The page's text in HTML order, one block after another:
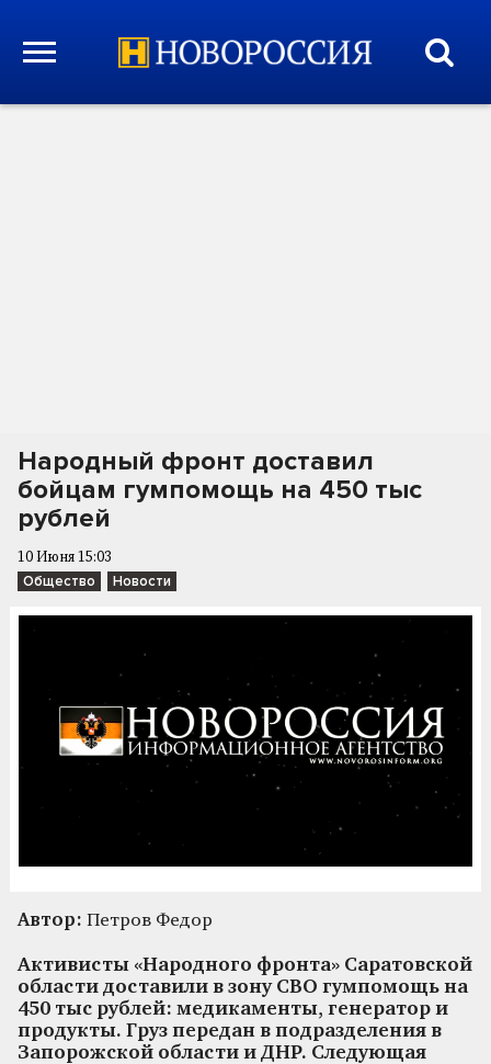
Народный фронт доставил
бойцам гумпомощь на 450 тыс
рублей
10 Июня 15:03
Общество Новости
Автор: Петров Федор
Активисты «Народного фронта» Саратовской
области доставили в зону СВО гумпомощь на
450 тыс рублей: медикаменты, генератор и
продукты. Груз передан в подразделения в
Запорожской области и ДНР. Следующая